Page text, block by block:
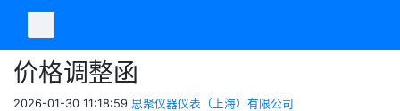
价格调整函
2026-01-30 11:18:59 思聚仪器仪表（上海）有限公司